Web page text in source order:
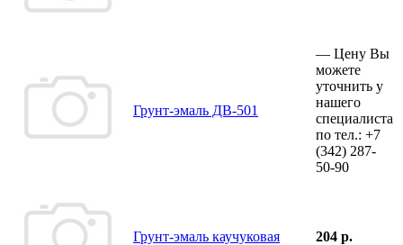
Грунт-эмаль ДВ-501
— Цену Вы
можете
уточнить у
нашего
специалиста
по тел.: +7
(342) 287-
50-90
Грунт-эмаль каучуковая 204 р.